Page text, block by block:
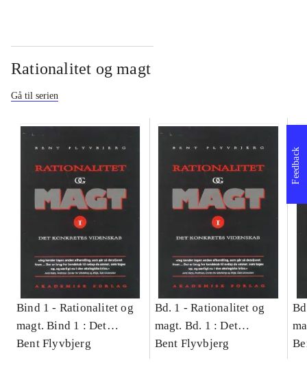
Rationalitet og magt
Gå til serien
Bind 1 - Rationalitet og
magt. Bind 1 : Det
konkretes videnskab
Bent Flyvbjerg
Bd. 1 -Rationalitet og
magt. Bd. 1 : Det
konkretes videnskab
Bent Flyvbjerg
Feedback